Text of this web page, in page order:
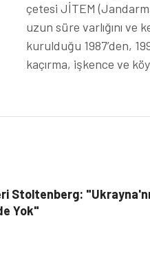
çetesi JİTEM
uzun süre varlığını
kurulduğu 1987’den,
kaçırma, işkence ve
Stoltenberg:
Yok"